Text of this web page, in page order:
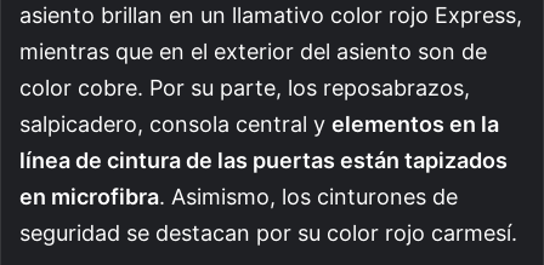
asiento brillan en un llamativo color rojo Express,
mientras que en el exterior del asiento son de
color cobre. Por su parte, los reposabrazos,
salpicadero, consola central y elementos en la
línea de cintura de las puertas están tapizados
en microfibra. Asimismo, los cinturones de
seguridad se destacan por su color rojo carmesí.